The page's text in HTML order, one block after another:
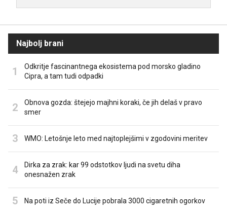
Najbolj brani
Odkritje fascinantnega ekosistema pod morsko gladino
Cipra, a tam tudi odpadki
Obnova gozda: štejejo majhni koraki, če jih delaš v pravo
smer
WMO: Letošnje leto med najtoplejšimi v zgodovini meritev
Dirka za zrak: kar 99 odstotkov ljudi na svetu diha
onesnažen zrak
Na poti iz Seče do Lucije pobrala 3000 cigaretnih ogorkov